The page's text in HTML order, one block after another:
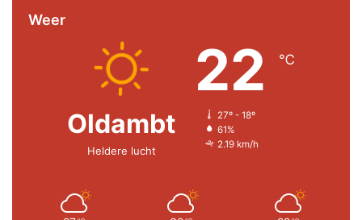
Weer
Oldambt
Heldere lucht
22 ℃
27º - 18º
61%
2.19 km/h